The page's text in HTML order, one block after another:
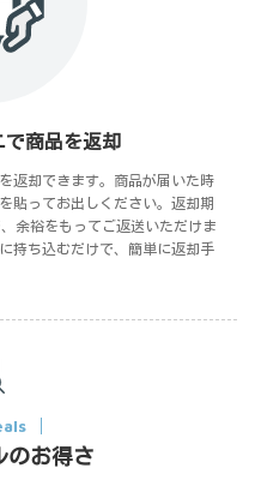
で商品を返却
返却できます。商品が届いた時
貼ってお出しください。返却期
余裕をもってご返送いただけま
持ち込むだけで、簡単に返却手
のお得さ